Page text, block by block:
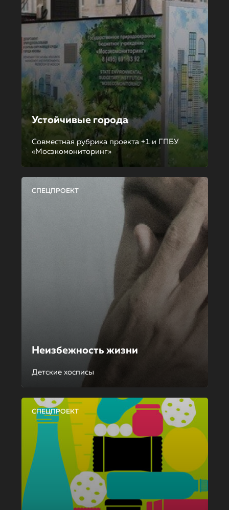
Устойчивые города
Совместная рубрика проекта +1 и ГПБУ
«Мосэкомониторинг»
СПЕЦПРОЕКТ
Неизбежность жизни
Детские хосписы
СПЕЦПРОЕКТ